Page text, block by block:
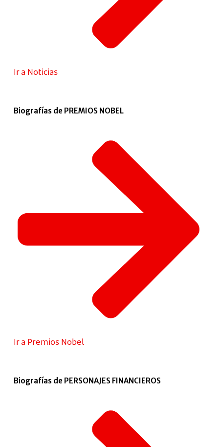
Ir a Noticias
Biografías de PREMIOS NOBEL
Ir a Premios Nobel
Biografías de PERSONAJES FINANCIEROS